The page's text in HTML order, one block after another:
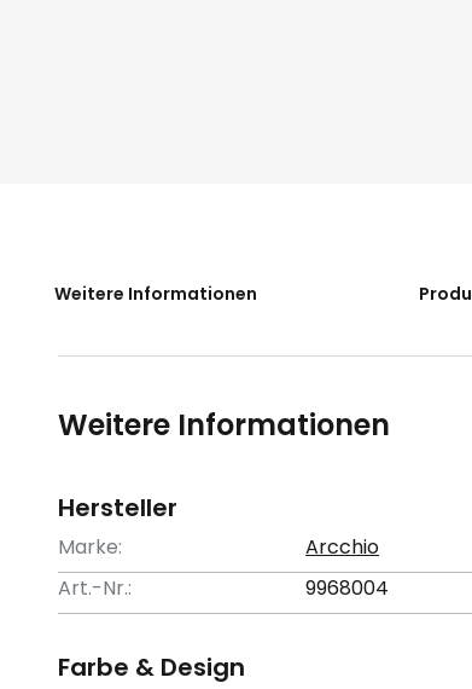
Weitere Informationen
Weitere Informationen
Hersteller
Marke:
Arcchio
Art.-Nr.:
9968004
Farbe & Design